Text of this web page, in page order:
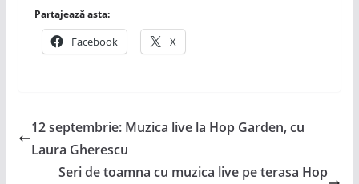
Partajează asta:
Facebook X
12 septembrie: Muzica live la Hop Garden, cu
Laura Gherescu
Seri de toamna cu muzica live pe terasa Hop